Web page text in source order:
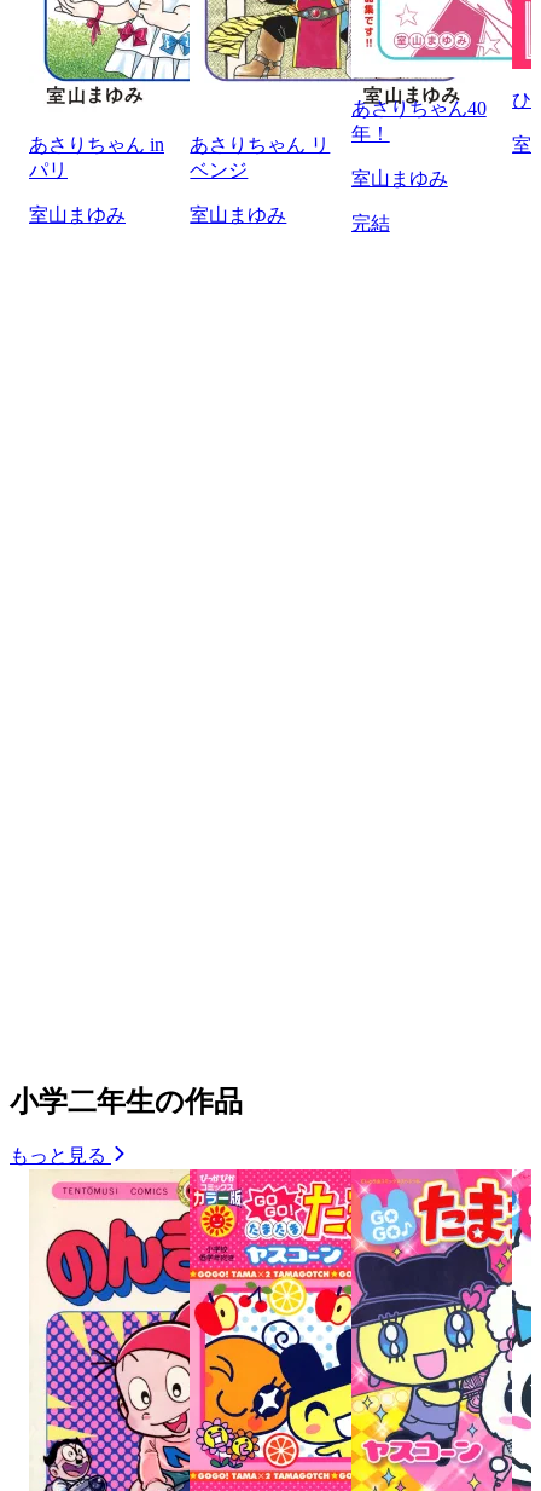
あさりちゃん in
パリ
室山まゆみ
あさりちゃん リ
ベンジ
室山まゆみ
あさりちゃん40
年！
室山まゆみ
完結
ひ
室
小学二年生の作品
もっと見る